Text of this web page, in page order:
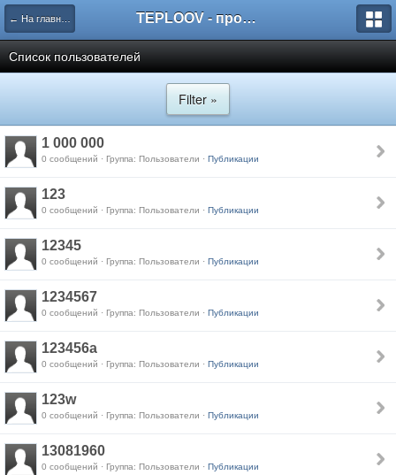
← На главную TEPLOOV - программный комплекс для расчёта систем отопления и вентиляции
Список пользователей
Filter »
1 000 000
0 сообщений · Группа: Пользователи · Публикации
123
0 сообщений · Группа: Пользователи · Публикации
12345
0 сообщений · Группа: Пользователи · Публикации
1234567
0 сообщений · Группа: Пользователи · Публикации
123456a
0 сообщений · Группа: Пользователи · Публикации
123w
0 сообщений · Группа: Пользователи · Публикации
13081960
0 сообщений · Группа: Пользователи · Публикации